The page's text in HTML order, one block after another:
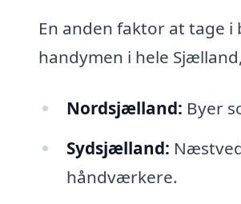
En anden faktor at tage
handymen i hele
Nordsjælland: Byer
Sydsjælland:
håndværkere.